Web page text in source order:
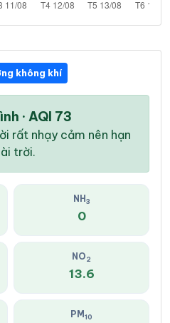
không khí
· AQI 73
rất nhạy cảm nên hạn
trời.
NH 3
0
NO2
13.6
PM 10